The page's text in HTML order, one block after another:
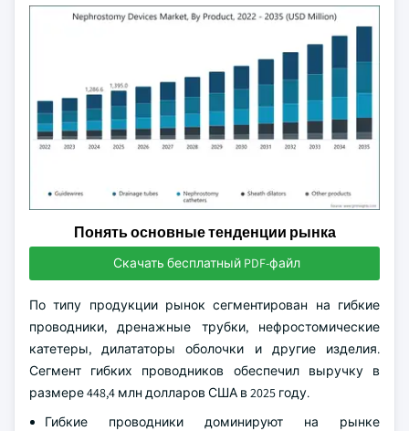
Понять основные тенденции рынка
Скачать бесплатный PDF-файл
По типу продукции рынок сегментирован на гибкие
проводники, дренажные трубки, нефростомические
катетеры, дилататоры оболочки и другие изделия.
Сегмент гибких проводников обеспечил выручку в
размере 448,4 млн долларов США в 2025 году.
Гибкие проводники доминируют на рынке